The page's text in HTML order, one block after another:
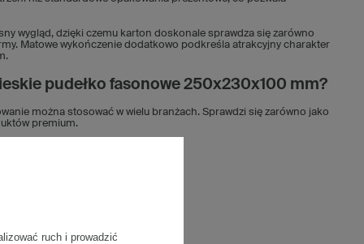
wygląd, dzięki czemu karton doskonale sprawdza się zarówno
Matowe wykończenie dodatkowo podkreśla atrakcyjny charakter
pudełko fasonowe 250x230x100 mm?
można stosować w wielu branżach. Sprawdzi się zarówno jako
premium.
ruch i prowadzić